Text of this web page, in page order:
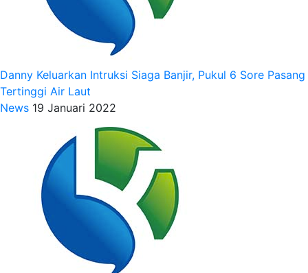
Danny Keluarkan Intruksi Siaga Banjir, Pukul 6 Sore Pasang
Tertinggi Air Laut
News 19 Januari 2022